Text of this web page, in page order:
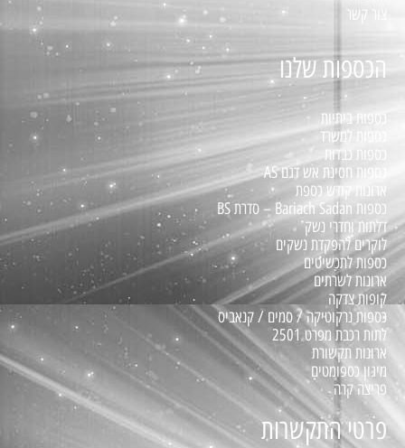
צור קשר
הכספות שלנו
כספות ביתיות
כספות למשרד
כספות כבדות
כספות חסינת אש דגם AS
ארונות קודש כספת
כספות Bariach Sadan – סדרת BS
דלתות וחדרי נשק
לוקרים להפקדת נשקים
כספות לתכשיטים
ארונות לשרתים
קופות צדקה
כספות נרקוטיקה / סמים / קנאביס
לתות רכבת מפרט 2501
ארונות תקשורת
מיגון כספומטים
פריצה קרה
פרטי התקשרות